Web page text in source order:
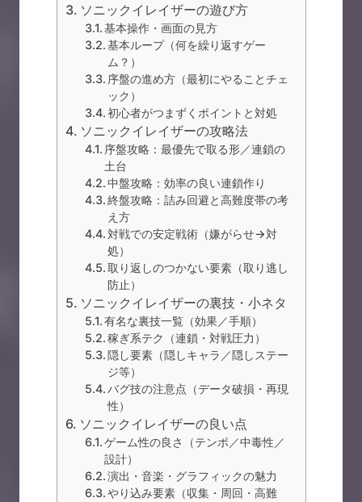
ソニックイレイザーの遊び方
基本操作・画面の見方
基本ループ（何を繰り返すゲー
ム？）
序盤の進め方（最初にやることチェ
ック）
初心者がつまずくポイントと対処
ソニックイレイザーの攻略法
序盤攻略：最優先で取る形／連鎖の
土台
中盤攻略：効率の良い連鎖作り
終盤攻略：詰み回避と高難度帯の考
え方
対戦での安定戦術（嫌がらせ→対
処）
取り返しのつかない要素（取り逃し
防止）
ソニックイレイザーの裏技・小ネタ
有名な裏技一覧（効果／手順）
稼ぎ系テク（連鎖・対戦圧力）
隠し要素（隠しキャラ／隠しステー
ジ等）
バグ技の注意点（データ破損・再現
性）
ソニックイレイザーの良い点
ゲーム性の良さ（テンポ／中毒性／
設計）
演出・音楽・グラフィックの魅力
やり込み要素（収集・周回・高難